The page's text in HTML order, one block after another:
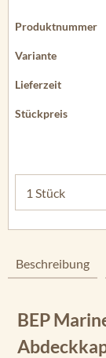
Beschreibung
BEP